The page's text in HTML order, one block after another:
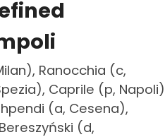
Ranocchia (c,
Caprile (p,
(a, Cesena),
(d,